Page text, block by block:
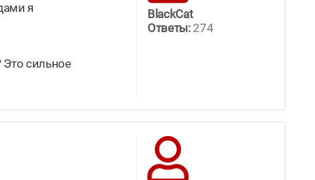
я
Это сильное
BlackCat
Ответы:274